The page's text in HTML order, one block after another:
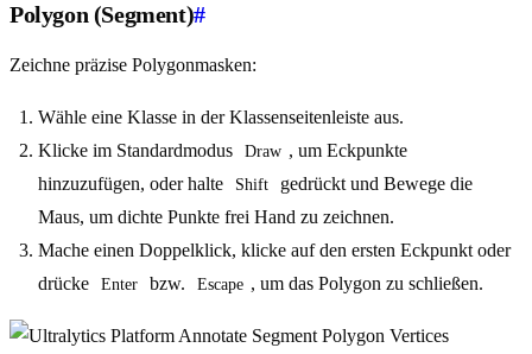
Polygon (Segment)#
Zeichne präzise Polygonmasken:
Wähle eine Klasse in der Klassenseitenleiste aus.
Klicke im Standardmodus
Draw , um Eckpunkte
hinzuzufügen, oder halte
Shift
gedrückt und Bewege die
Maus, um dichte Punkte frei Hand zu zeichnen.
Mache einen Doppelklick, klicke auf den ersten Eckpunkt oder
drücke
Enter bzw. Escape , um das Polygon zu schließen.